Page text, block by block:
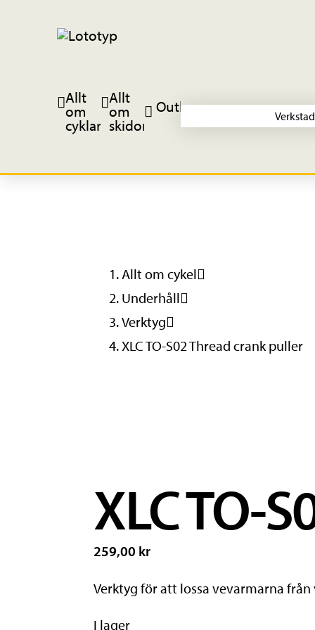
Allt
om
cyklar
Allt
om
skidor
Outlet
Verkstad
Allt om cykel
Underhåll
Verktyg
XLC TO-S02 Thread crank puller
XLC TO-
259,00 kr
Verktyg för att lossa vevarmarna
I lager